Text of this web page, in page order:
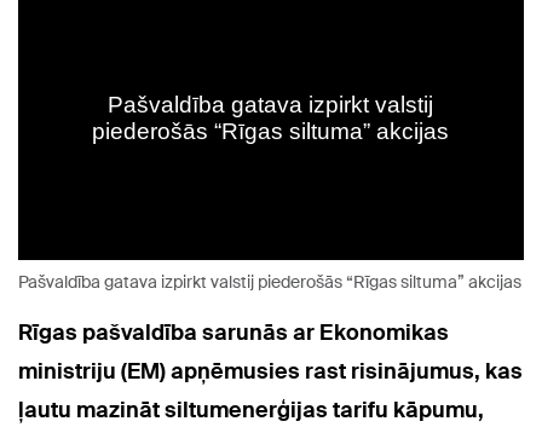
Pašvaldība gatava izpirkt valstij piederošās “Rīgas siltuma” akcijas
Rīgas pašvaldība sarunās ar Ekonomikas
ministriju (EM) apņēmusies rast risinājumus, kas
ļautu mazināt siltumenerģijas tarifu kāpumu,